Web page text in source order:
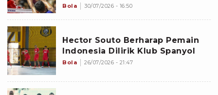
Timnas Voli Indonesia
Bola 30/07/2026 - 16:50
Hector Souto Berharap Pemain
Indonesia Dilirik Klub Spanyol
Bola 26/07/2026 - 21:47